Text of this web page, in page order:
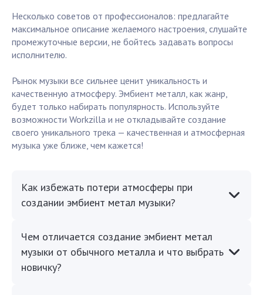
Несколько советов от профессионалов: предлагайте
максимальное описание желаемого настроения, слушайте
промежуточные версии, не бойтесь задавать вопросы
исполнителю.
Рынок музыки все сильнее ценит уникальность и
качественную атмосферу. Эмбиент металл, как жанр,
будет только набирать популярность. Используйте
возможности Workzilla и не откладывайте создание
своего уникального трека — качественная и атмосферная
музыка уже ближе, чем кажется!
Как избежать потери атмосферы при
создании эмбиент метал музыки?
Чем отличается создание эмбиент метал
музыки от обычного металла и что выбрать
новичку?